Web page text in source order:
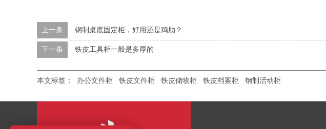
上一条 钢制桌底固定柜，好用还是鸡肋？
下一条 铁皮工具柜一般是多厚的
本文标签： 办公文件柜 铁皮文件柜 铁皮储物柜 铁皮档案柜 钢制活动柜